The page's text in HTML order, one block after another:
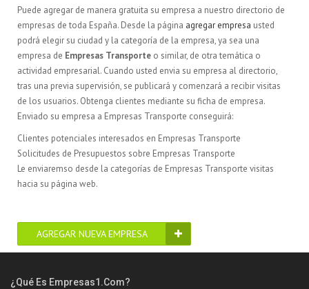
Puede agregar de manera gratuita su empresa a nuestro directorio de
empresas de toda España. Desde la página agregar empresa usted
podrá elegir su ciudad y la categoría de la empresa, ya sea una
empresa de Empresas Transporte o similar, de otra temática o
actividad empresarial. Cuando usted envia su empresa al directorio,
tras una previa supervisión, se publicará y comenzará a recibir visitas
de los usuarios. Obtenga clientes mediante su ficha de empresa.
Enviado su empresa a Empresas Transporte conseguirá:
Clientes potenciales interesados en Empresas Transporte
Solicitudes de Presupuestos sobre Empresas Transporte
Le enviaremso desde la categorías de Empresas Transporte visitas
hacia su página web.
AGREGAR NUEVA EMPRESA
¿Qué Es Empresas1.com?